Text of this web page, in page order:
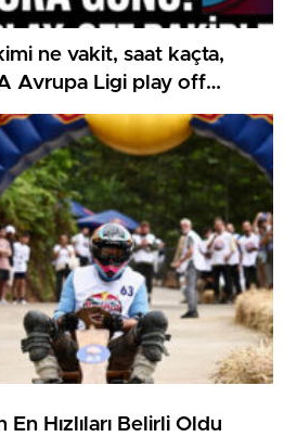
ne vakit, saat kaçta,
Avrupa Ligi play off
olası rakipleri
En Hızlıları Belirli Oldu